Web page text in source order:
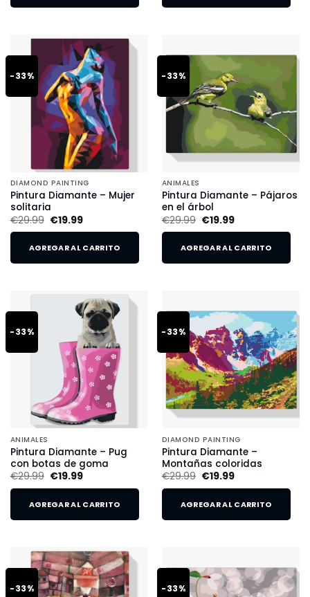
-33%
DIAMOND PAINTING
Pintura Diamante – Mujer
solitaria
€29.99 €19.99
AGREGAR AL CARRITO
-33%
ANIMALES
Pintura Diamante – Pájaros
en el árbol
€29.99 €19.99
AGREGAR AL CARRITO
-33%
ANIMALES
Pintura Diamante – Pug
con botas de goma
€29.99 €19.99
AGREGAR AL CARRITO
-33%
DIAMOND PAINTING
Pintura Diamante –
Montañas coloridas
€29.99 €19.99
AGREGAR AL CARRITO
-33% -33%